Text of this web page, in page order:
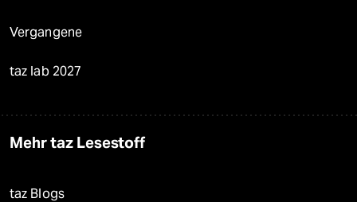
Vergangene
taz lab 2027
Mehr taz Lesestoff
taz Blogs